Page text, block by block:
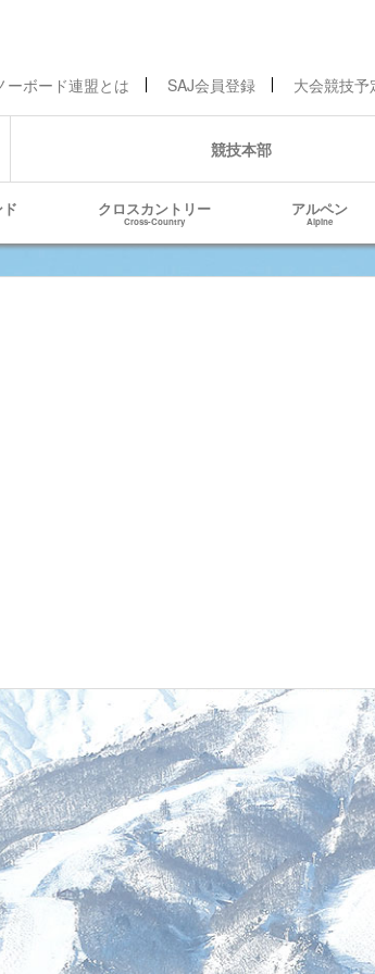
ーボード連盟とは SAJ会員登録 大会競技予
競技本部
クロスカントリー
Cross-Country
アルペン
Alpine